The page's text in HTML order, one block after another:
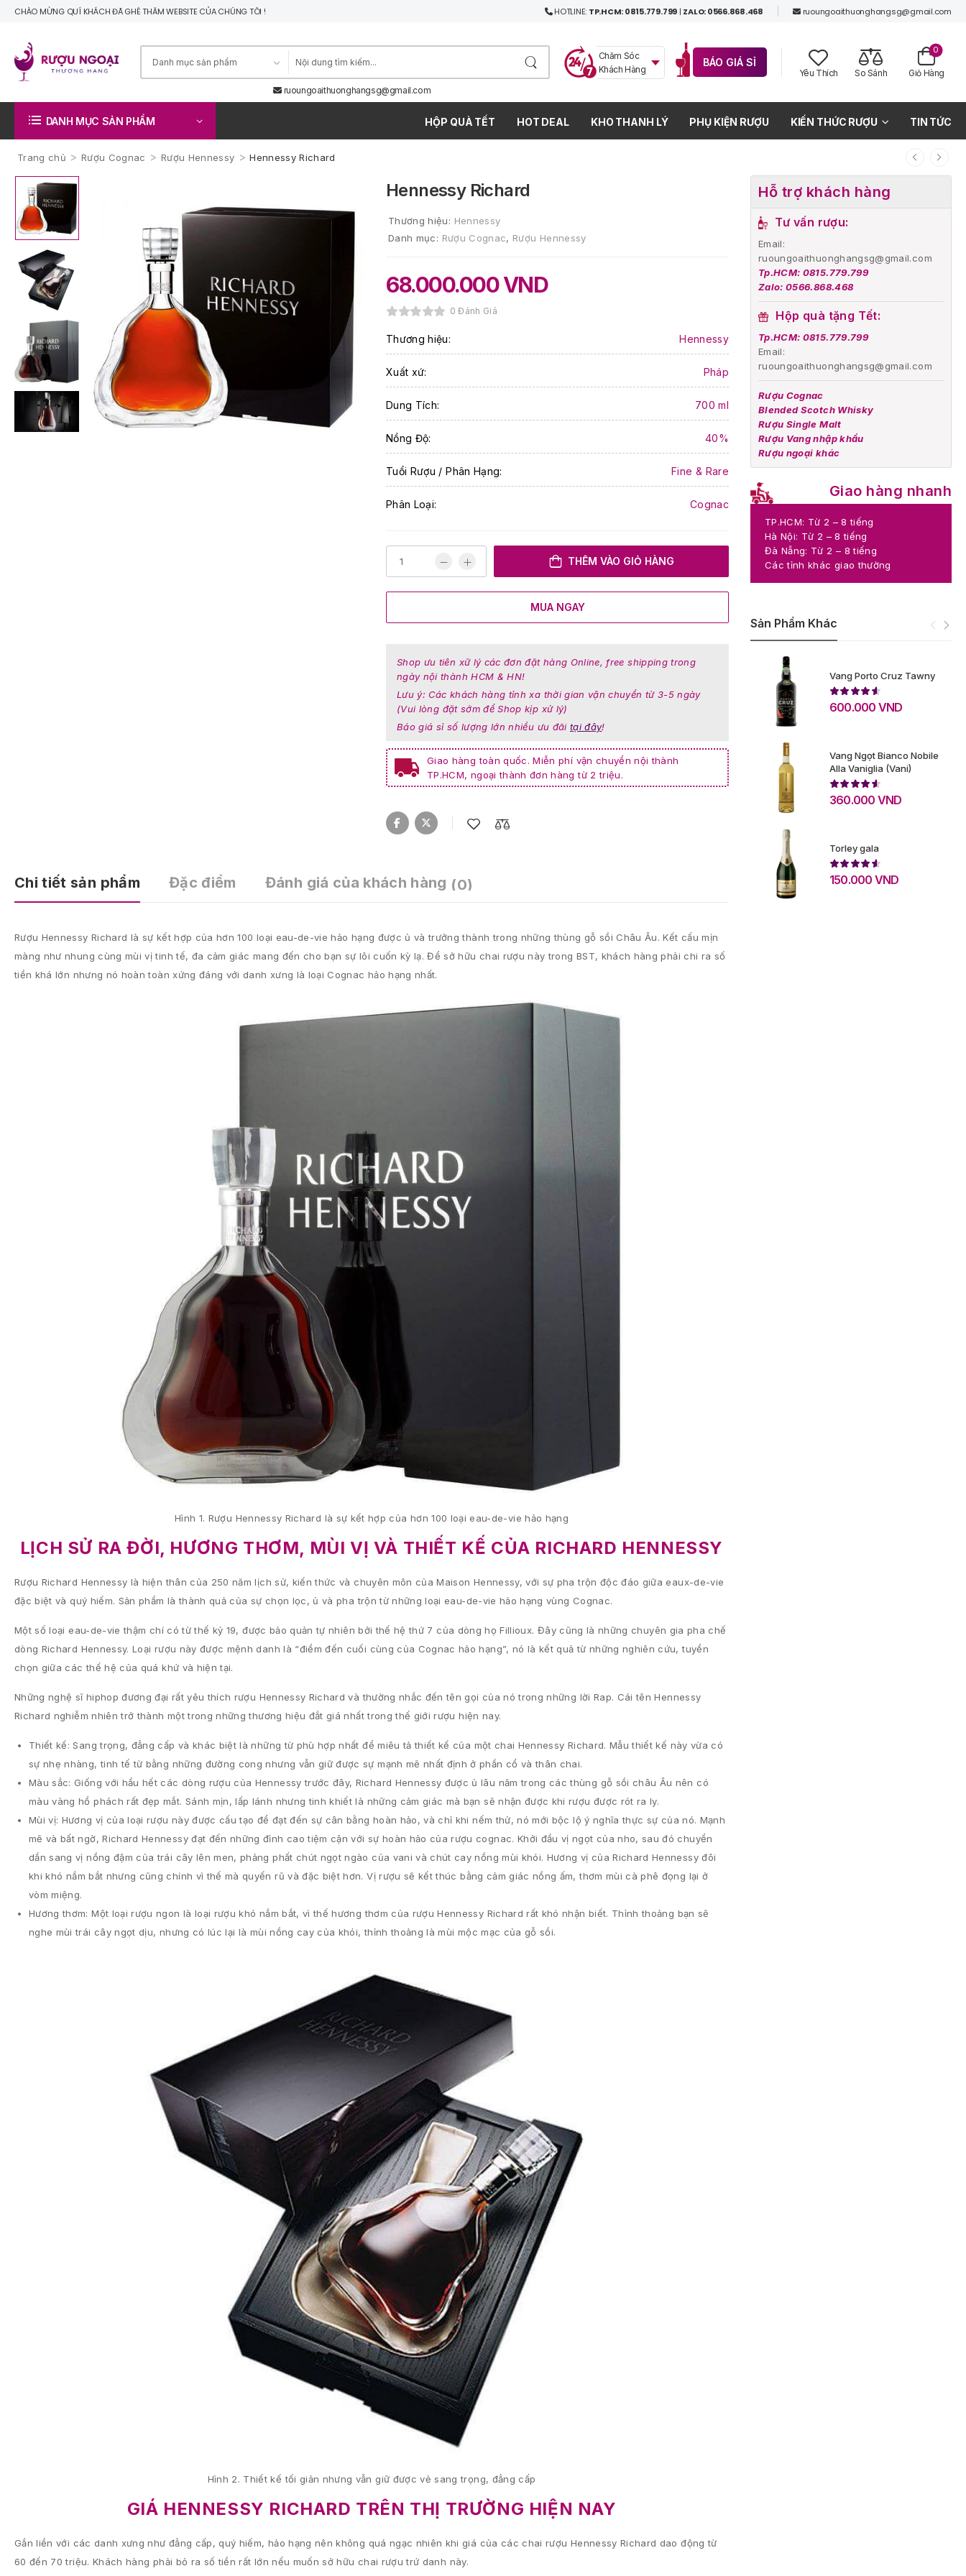
CHÀO MỪNG QUÍ KHÁCH ĐÃ GHÉ THĂM WEBSITE CỦA CHÚNG TÔI ! HOTLINE: TP.HCM: 0815.779.799 | ZALO: 0566.868.468 ruoungoaithuonghangsg@gmail.com
ruoungoaithuonghangsg@gmail.com
BÁO GIÁ SỈ
Chăm Sóc
Khách Hàng
Yêu Thích So Sánh Giỏ Hàng
0
DANH MỤC SẢN PHẨM HỘP QUÀ TẾT HOT DEAL KHO THANH LÝ PHỤ KIỆN RƯỢU KIẾN THỨC RƯỢU TIN TỨC
Trang chủ > Rượu Cognac > Rượu Hennessy > Hennessy Richard
Hỗ trợ khách hàng
Tư vấn rượu:
Email:
ruoungoaithuonghangsg@gmail.com
Tp.HCM: 0815.779.799
Zalo: 0566.868.468
Hộp quà tặng Tết:
Tp.HCM: 0815.779.799
Email:
ruoungoaithuonghangsg@gmail.com
Rượu Cognac
Blended Scotch Whisky
Rượu Single Malt
Rượu Vang nhập khẩu
Rượu ngoại khác
Giao hàng nhanh
TP.HCM: Từ 2 – 8 tiếng
Hà Nội: Từ 2 – 8 tiếng
Đà Nẵng: Từ 2 – 8 tiếng
Các tỉnh khác giao thường
Sản Phẩm Khác
Vang Porto Cruz Tawny
600.000 VND
Vang Ngọt Bianco Nobile
Alla Vaniglia (Vani)
360.000 VND
Torley gala
150.000 VND
Hennessy Richard
Thương hiệu: Hennessy
Danh mục: Rượu Cognac, Rượu Hennessy
68.000.000VND
0 Đánh Giá
Thương hiệu: Hennessy
Xuất xứ: Pháp
Dung Tích: 700 ml
Nồng Độ: 40%
Tuổi Rượu / Phân Hạng: Fine & Rare
Phân Loại: Cognac
THÊM VÀO GIỎ HÀNG
MUA NGAY
Shop ưu tiên xữ lý các đơn đặt hàng Online, free shipping trong
ngày nội thành HCM & HN!
Lưu ý: Các khách hàng tỉnh xa thời gian vận chuyển từ 3-5 ngày
(Vui lòng đặt sớm để Shop kịp xử lý)
Báo giá sỉ số lượng lớn nhiều ưu đãi tại đây!
Giao hàng toàn quốc. Miễn phí vận chuyển nội thành
TP.HCM, ngoại thành đơn hàng từ 2 triệu.
Chi tiết sản phẩm Đặc điểm Đánh giá của khách hàng (0)
Rượu Hennessy Richard là sự kết hợp của hơn 100 loại eau-de-vie hảo hạng được ủ và trưởng thành trong những thùng gỗ sồi Châu Âu. Kết cấu mịn
màng như nhung cùng mùi vị tinh tế, đa cảm giác mang đến cho bạn sự lôi cuốn kỳ lạ. Để sở hữu chai rượu này trong BST, khách hàng phải chi ra số
tiền khá lớn nhưng nó hoàn toàn xứng đáng với danh xưng là loại Cognac hảo hạng nhất.
Hình 1. Rượu Hennessy Richard là sự kết hợp của hơn 100 loại eau-de-vie hảo hạng
LỊCH SỬ RA ĐỜI, HƯƠNG THƠM, MÙI VỊ VÀ THIẾT KẾ CỦA RICHARD HENNESSY
Rượu Richard Hennessy là hiện thân của 250 năm lịch sử, kiến ​​thức và chuyên môn của Maison Hennessy, với sự pha trộn độc đáo giữa eaux-de-vie
đặc biệt và quý hiếm. Sản phẩm là thành quả của sự chọn lọc, ủ và pha trộn từ những loại eau-de-vie hảo hạng vùng Cognac.
Một số loại eau-de-vie thậm chí có từ thế kỷ 19, được bảo quản tự nhiên bởi thế hệ thứ 7 của dòng họ Fillioux. Đây cũng là những chuyên gia pha chế
dòng Richard Hennessy. Loại rượu này được mệnh danh là “điểm đến cuối cùng của Cognac hảo hạng”, nó là kết quả từ những nghiên cứu, tuyển
chọn giữa các thế hệ của quá khứ và hiện tại.
Những nghệ sĩ hiphop đương đại rất yêu thích rượu Hennessy Richard và thường nhắc đến tên gọi của nó trong những lời Rap. Cái tên Hennessy
Richard nghiễm nhiên trở thành một trong những thương hiệu đắt giá nhất trong thế giới rượu hiện nay.
Thiết kế: Sang trọng, đẳng cấp và khác biệt là những từ phù hợp nhất để miêu tả thiết kế của một chai Hennessy Richard. Mẫu thiết kế này vừa có
sự nhẹ nhàng, tinh tế từ bằng những đường cong nhưng vẫn giữ được sự mạnh mẽ nhất định ở phần cổ và thân chai.
Màu sắc: Giống với hầu hết các dòng rượu của Hennessy trước đây, Richard Hennessy được ủ lâu năm trong các thùng gỗ sồi châu Âu nên có
màu vàng hổ phách rất đẹp mắt. Sánh mịn, lấp lánh nhưng tinh khiết là những cảm giác mà bạn sẽ nhận được khi rượu được rót ra ly.
Mùi vị: Hương vị của loại rượu này được cấu tạo để đạt đến sự cân bằng hoàn hảo, và chỉ khi nếm thử, nó mới bộc lộ ý nghĩa thực sự của nó. Mạnh
mẽ và bất ngờ, Richard Hennessy đạt đến những đỉnh cao tiệm cận với sự hoàn hảo của rượu cognac. Khởi đầu vị ngọt của nho, sau đó chuyển
dần sang vị nồng đậm của trái cây lên men, phảng phất chút ngọt ngào của vani và chút cay nồng mùi khói. Hương vị của Richard Hennessy đôi
khi khó nắm bắt nhưng cũng chính vì thế mà quyến rũ và đặc biệt hơn. Vị rượu sẽ kết thúc bằng cảm giác nồng ấm, thơm mùi cà phê đọng lại ở
vòm miệng.
Hương thơm: Một loại rượu ngon là loại rượu khó nắm bắt, vì thế hương thơm của rượu Hennessy Richard rất khó nhận biết. Thỉnh thoảng bạn sẽ
nghe mùi trái cây ngọt dịu, nhưng có lúc lại là mùi nồng cay của khói, thỉnh thoảng là mùi mộc mạc của gỗ sồi.
Hình 2. Thiết kế tối giản nhưng vẫn giữ được vẻ sang trọng, đẳng cấp
GIÁ HENNESSY RICHARD TRÊN THỊ TRƯỜNG HIỆN NAY
Gắn liền với các danh xưng như đẳng cấp, quý hiếm, hảo hạng nên không quá ngạc nhiên khi giá của các chai rượu Hennessy Richard dao động từ
60 đến 70 triệu. Khách hàng phải bỏ ra số tiền rất lớn nếu muốn sở hữu chai rượu trứ danh này.